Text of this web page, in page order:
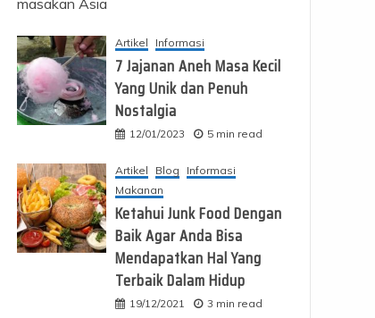
masakan Asia
Artikel Informasi
7 Jajanan Aneh Masa Kecil
Yang Unik dan Penuh
Nostalgia
12/01/2023 5 min read
Artikel Blog
Informasi
Makanan
Ketahui Junk Food Dengan
Baik Agar Anda Bisa
Mendapatkan Hal Yang
Terbaik Dalam Hidup
19/12/2021 3 min read